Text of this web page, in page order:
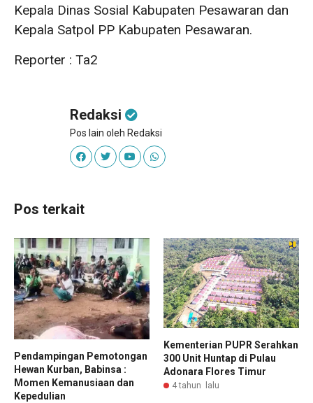
Kepala Dinas Sosial Kabupaten Pesawaran dan
Kepala Satpol PP Kabupaten Pesawaran.
Reporter : Ta2
Redaksi
Pos lain oleh Redaksi
Pos terkait
Pendampingan Pemotongan
Hewan Kurban, Babinsa :
Momen Kemanusiaan dan
Kepedulian
Kementerian PUPR Serahkan
300 Unit Huntap di Pulau
Adonara Flores Timur
4 tahun lalu